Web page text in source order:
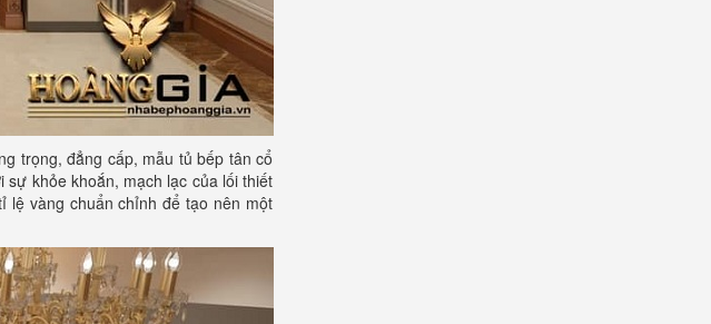
trọng, đẳng cấp, mẫu tủ bếp tân cổ
khỏe khoắn, mạch lạc của lối thiết
lệ vàng chuẩn chỉnh để tạo nên một